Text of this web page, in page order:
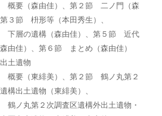
要（森由佳）、第２節 二ノ門（森
３節 枡形等（本田秀生）、
層の遺構（森由佳）、第５節 近代
由佳）、第６節 まとめ（森由佳）
土遺物
要（東緋美）、第２節 鶴ノ丸第２
構出土遺物（東緋美）、
ノ丸第２次調査区遺構外出土遺物・